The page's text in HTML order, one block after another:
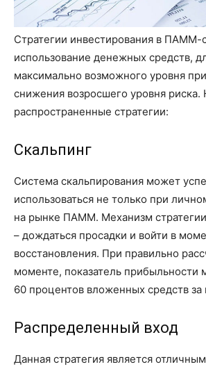
Стратегии инвестирования в ПАММ-
использование денежных средств,
максимально возможного уровня
снижения возросшего уровня риска.
распространенные стратегии:
Скальпинг
Система скальпирования может
использоваться не только при
на рынке ПАММ. Механизм
– дождаться просадки и войти в
восстановления. При правильно
моменте, показатель прибыльности
60 процентов вложенных средств за
Распределенный вход
Данная стратегия является